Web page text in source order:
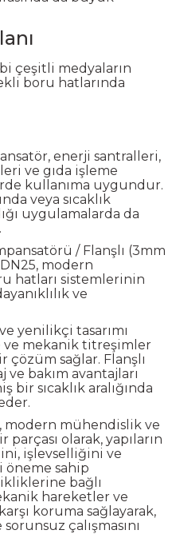
çeşitli medyaların
boru hatlarında
enerji santralleri,
ve gıda işleme
kullanıma uygundur.
veya sıcaklık
uygulamalarda da
/ Flanşlı (3mm
modern
hatları sistemlerinin
ve
yenilikçi tasarımı
ve mekanik titreşimler
sağlar. Flanşlı
bakım avantajları
bir sıcaklık aralığında
modern mühendislik ve
parçası olarak, yapıların
işlevselliğini ve
öneme sahip
bağlı
hareketler ve
koruma sağlayarak,
çalışmasını